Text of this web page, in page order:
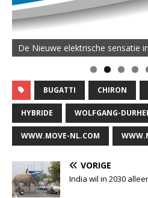
De Nieuwe elektrische sensatie
BUGATTI CHIRON
HYBRIDE WOLFGANG-
WWW.MOVE-NL.COM
VORIGE
India wil in 2030